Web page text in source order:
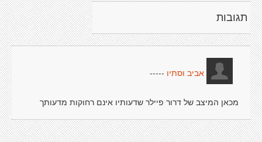
תגובות
אביב וסתיו -----
מכאן המיצב של דרור פיילר שדעותיו אינם רחוקות מדעותך